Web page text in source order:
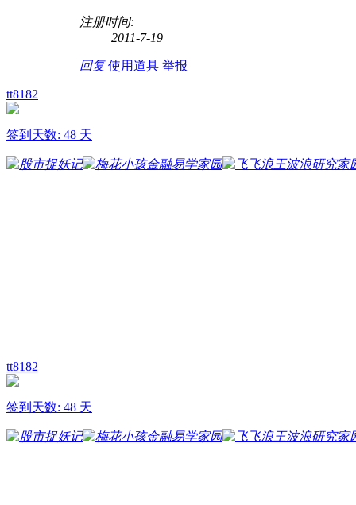
注册时间:
2011-7-19
回复 使用道具 举报
tt8182
签到天数: 48 天
tt8182
签到天数: 48 天